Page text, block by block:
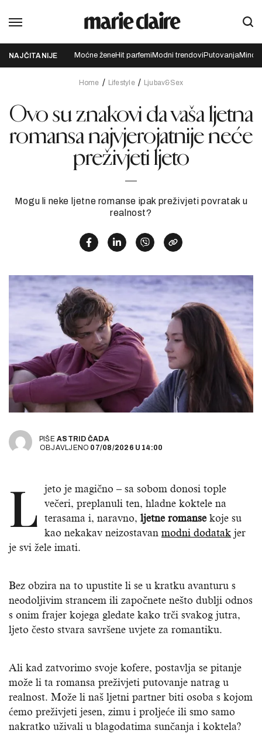
NAJČITANIJE Moćne ženeHit parfemi Modni trendovi Putovanja
Home Lifestyle Ljubav&Sex
Ovo su znakovi da vaša ljetna
romansa najvjerojatnije neće
preživjeti ljeto
Mogu li neke ljetne romanse ipak preživjeti povratak u
realnost?
PIŠEASTRID ČADA
OBJAVLJENO 07/08/2026 U 14:00
L jeto je magično – sa sobom donosi tople
večeri, preplanuli ten, hladne koktele na
terasama i, naravno, ljetne romansekoje su
kao nekakav neizostavan modni dodatak jer
je svi žele imati.
Bez obzira na to upustite li se u kratku avanturu s
neodoljivim strancem ili započnete nešto dublji odnos
s onim frajer kojega gledate kako trči svakog jutra,
ljeto često stvara savršene uvjete za romantiku.
Ali kad zatvorimo svoje kofere, postavlja se pitanje
može li ta romansa preživjeti putovanje natrag u
realnost. Može li naš ljetni partner biti osoba s kojom
ćemo preživjeti jesen, zimu i proljeće ili smo samo
nakratko uživali u blagodatima sunčanja i koktela?